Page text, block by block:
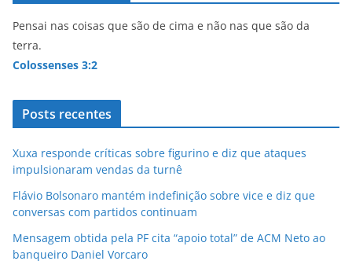
Pensai nas coisas que são de cima e não nas que são da
terra.
Colossenses 3:2
Posts recentes
Xuxa responde críticas sobre figurino e diz que ataques
impulsionaram vendas da turnê
Flávio Bolsonaro mantém indefinição sobre vice e diz que
conversas com partidos continuam
Mensagem obtida pela PF cita “apoio total” de ACM Neto ao
banqueiro Daniel Vorcaro